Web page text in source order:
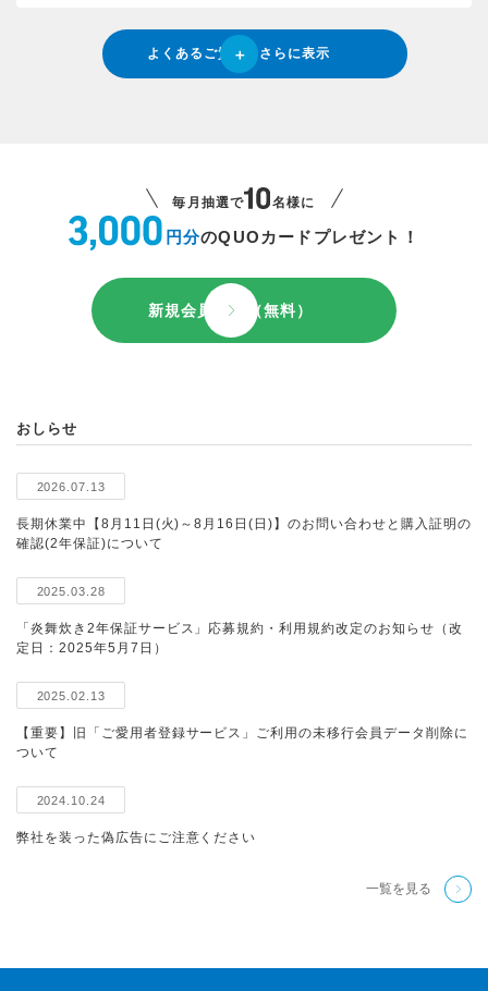
よくあるご質問をさらに表示
毎月抽選で 名様に
円分のQUOカードプレゼント！
新規会員登録（無料）
おしらせ
2026.07.13
長期休業中【8月11日(火)～8月16日(日)】のお問い合わせと購入証明の
確認(2年保証)について
2025.03.28
「炎舞炊き2年保証サービス」応募規約・利用規約改定のお知らせ（改
定日：2025年5月7日）
2025.02.13
【重要】旧「ご愛用者登録サービス」ご利用の未移行会員データ削除に
ついて
2024.10.24
弊社を装った偽広告にご注意ください
一覧を見る